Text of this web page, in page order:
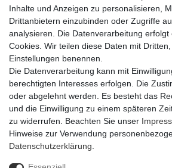
Inhalte und Anzeigen zu personalisieren,
Drittanbietern einzubinden oder Zugriffe
analysieren. Die Datenverarbeitung
Cookies. Wir teilen diese Daten mit
Einstellungen benennen.
Die Datenverarbeitung kann mit
berechtigten Interesses erfolgen. Die
oder abgelehnt werden. Es besteht das
und die Einwilligung zu einem späteren
zu widerrufen. Beachten Sie unser
Hinweise zur Verwendung
Daten­schutz­erklärung